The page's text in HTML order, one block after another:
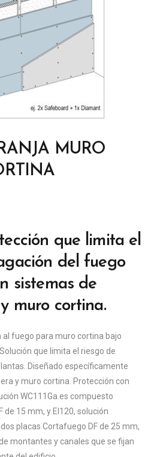
MURO
que limita el
del fuego
sistemas de
muro cortina.
fuego para muro cortina bajo
que limita el riesgo de
Diseñado específicamente
y muro cortina. Protección con
WC111Ga.es compuesto
15 mm, y EI120, solución
placas Cortafuego DF de 25 mm,
montantes y canales que se fijan